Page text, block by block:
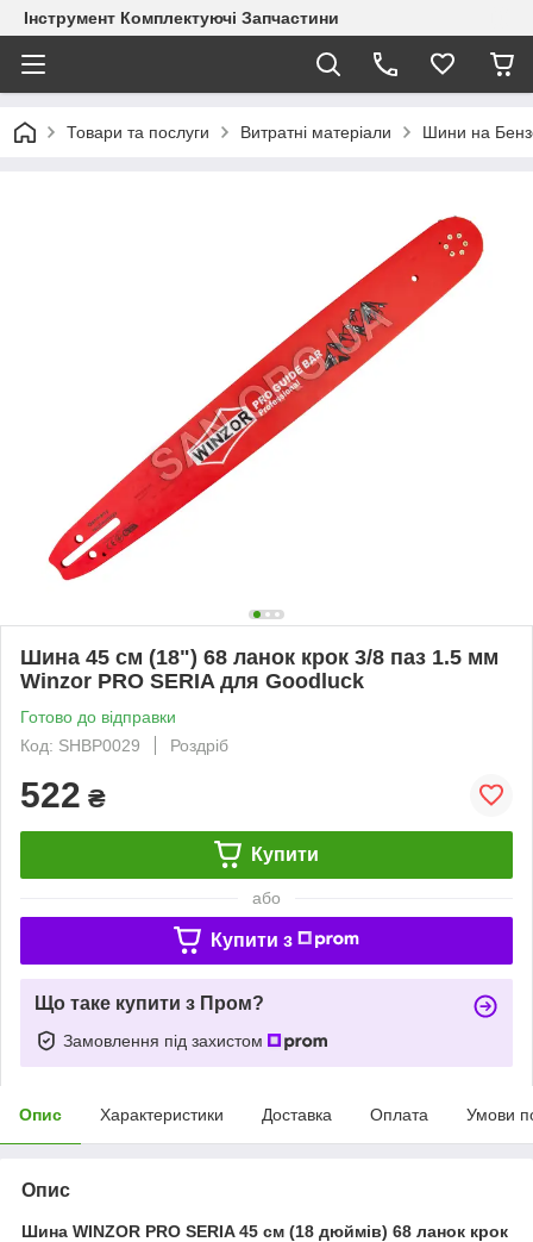
Інструмент Комплектуючі Запчастини
Товари та послуги Витратні матеріали Шини на
Шина 45 см (18") 68 ланок крок 3/8 паз 1.5 мм
Winzor PRO SERIA для Goodluck
Готово до відправки
Код: SHBP0029
Роздріб
522 ₴
Купити
або
Купити з
Що таке купити з Пром?
Замовлення під захистом
Опис Характеристики Доставка Оплата Умови
Опис
Шина WINZOR PRO SERIA 45 см (18 дюймів) 68 ланок крок